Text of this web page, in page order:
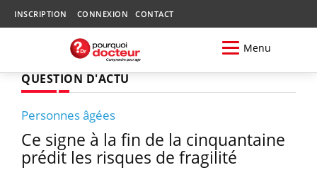
INSCRIPTION CONNEXION CONTACT
Menu
QUESTION D'ACTU
Personnes âgées
Ce signe à la fin de la cinquantaine
prédit les risques de fragilité